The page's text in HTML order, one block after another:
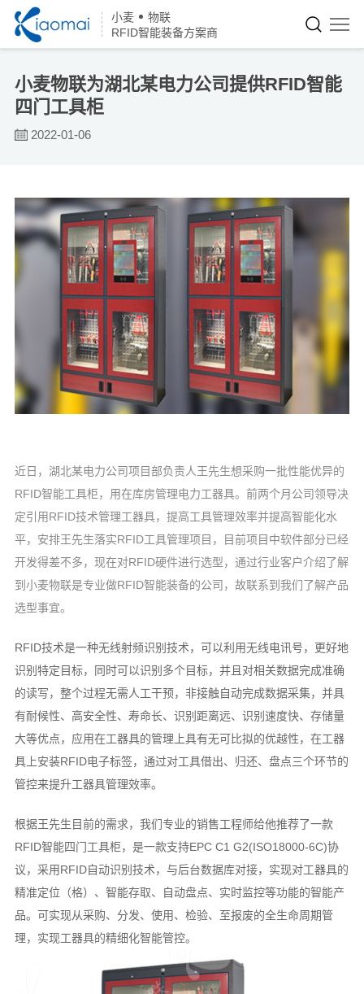
小麦
物联
RFID智能装备方案商
小麦物联为湖北某电力公司提供RFID智能
四门工具柜
2022-01-06
近日，湖北某电力公司项目部负责人王先生想采购一批性能优异的
RFID智能工具柜，用在库房管理电力工器具。前两个月公司领导决
定引用RFID技术管理工器具，提高工具管理效率并提高智能化水
平，安排王先生落实RFID工具管理项目，目前项目中软件部分已经
开发得差不多，现在对RFID硬件进行选型，通过行业客户介绍了解
到小麦物联是专业做RFID智能装备的公司，故联系到我们了解产品
选型事宜。
RFID技术是一种无线射频识别技术，可以利用无线电讯号，更好地
识别特定目标，同时可以识别多个目标，并且对相关数据完成准确
的读写，整个过程无需人工干预，非接触自动完成数据采集，并具
有耐候性、高安全性、寿命长、识别距离远、识别速度快、存储量
大等优点，应用在工器具的管理上具有无可比拟的优越性，在工器
具上安装RFID电子标签，通过对工具借出、归还、盘点三个环节的
管控来提升工器具管理效率。
根据王先生目前的需求，我们专业的销售工程师给他推荐了一款
RFID智能四门工具柜，是一款支持EPC C1 G2(ISO18000-6C)协
议，采用RFID自动识别技术，与后台数据库对接，实现对工器具的
精准定位（格）、智能存取、自动盘点、实时监控等功能的智能产
品。可实现从采购、分发、使用、检验、至报废的全生命周期管
理，实现工器具的精细化智能管控。